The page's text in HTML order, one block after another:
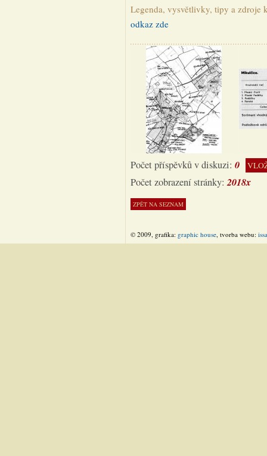
Legenda, vysvětlivky, tipy a zdroje
odkaz zde
Počet příspěvků v diskuzi: 0
Počet zobrazení stránky:2018x
© 2009, grafika: graphic house, tvorba webu: